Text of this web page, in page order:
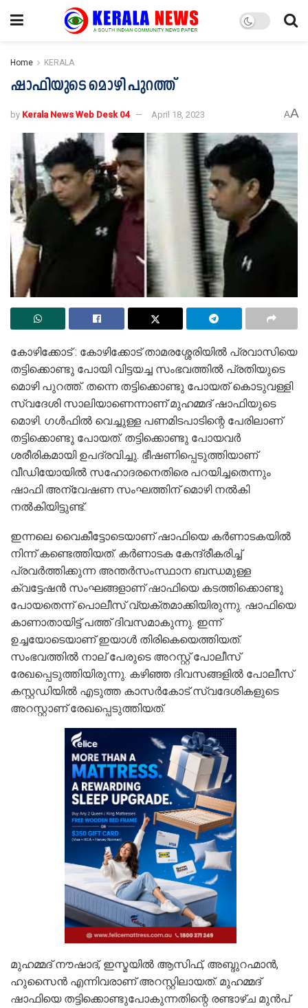
Home KERALA
ഷാഫിയുടെ മൊഴി പുറത്ത്
by Kerala News Web Desk 04 April 18, 2023 AA
കോഴിക്കോട് : കോഴിക്കോട് താമരശ്ശേരിയിൽ പ്രവാസിയെ
തട്ടിക്കൊണ്ടു പോയി വിട്ടയച്ച സംഭവത്തിൽ പ്രതിയുടെ
മൊഴി പുറത്ത്. തന്നെ തട്ടിക്കൊണ്ടു പോയത് കൊടുവള്ളി
സ്വദേശി സാലിയാണെന്നാണ് മുഹമ്മദ്‌ ഷാഫിയുടെ
മൊഴി. ഗൾഫിൽ വെച്ചുള്ള പണമിടപാടിന്റെ പേരിലാണ്
തട്ടിക്കൊണ്ടു പോയത്. തട്ടിക്കൊണ്ടു പോയവർ
ശരീരികമായി ഉപദ്രവിച്ചു. ഭീഷണിപ്പെടുത്തിയാണ്
വീഡിയോയിൽ സഹോദരനെതിരെ പറയിച്ചതെന്നും
ഷാഫി അന്വേഷണ സംഘത്തിന് മൊഴി നൽകി
നൽകിയിട്ടുണ്ട്.
ഇന്നലെ വൈകീട്ടോടെയാണ് ഷാഫിയെ ക‍ർണാടകയിൽ
നിന്ന് കണ്ടെത്തിയത്. കർണാടക കേന്ദ്രീകരിച്ച്
പ്രവർത്തിക്കുന്ന അന്തർസംസ്ഥാന ബന്ധമുള്ള
ക്വട്ടേഷൻ സംഘങ്ങളാണ് ഷാഫിയെ കടത്തിക്കൊണ്ടു
പോയതെന്ന് പൊലീസ് വ്യക്തമാക്കിയിരുന്നു. ഷാഫിയെ
കാണാതായിട്ട് പത്ത് ദിവസമാകുന്നു. ഇന്ന്
ഉച്ചയോടെയാണ് ഇയാൾ തിരികെയെത്തിയത്.
സംഭവത്തിൽ നാല് പേരുടെ അറസ്റ്റ് പോലീസ്
രേഖപ്പെടുത്തിയിരുന്നു. കഴിഞ്ഞ ദിവസങ്ങളിൽ പോലീസ്
കസ്റ്റഡിയിൽ എടുത്ത കാസർകോട് സ്വദേശികളുടെ
അറസ്റ്റാണ് രേഖപ്പെടുത്തിയത്.
മുഹമ്മദ് നൗഷാദ്, ഇസ്മയിൽ ആസിഫ്, അബ്ദുറഹ്മാൻ,
ഹുസൈൻ എന്നിവരാണ് അറസ്റ്റിലായത്. മുഹമ്മദ്
ഷാഫിയെ തട്ടിക്കൊണ്ടുപോകുന്നതിന്റെ രണ്ടാഴ്ച മുൻപ്